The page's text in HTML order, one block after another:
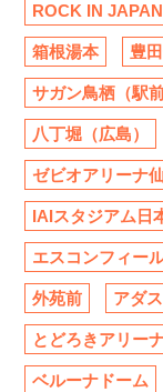
ROCK IN
箱根湯本 豊
サガン鳥栖（駅
八丁堀（広島）
ゼビオアリーナ
IAIスタジアム日
エスコンフィー
外苑前 アダ
とどろきアリー
ベルーナドーム